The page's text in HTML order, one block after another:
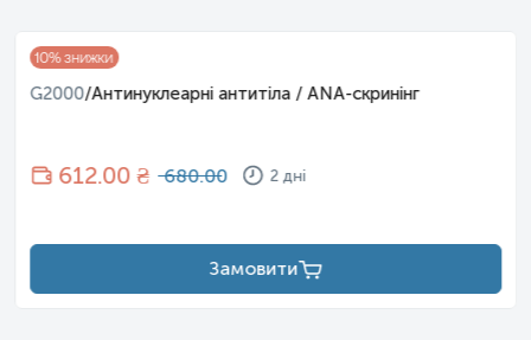
10% знижки
G2000/Антинуклеарні антитіла / ANA-скринінг
612.00 ₴ 680.00 2 дні
Замовити